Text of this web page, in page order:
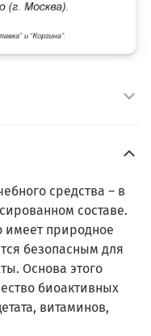
средства – в
составе.
имеет природное
безопасным для
Основа этого
биоактивных
витаминов,